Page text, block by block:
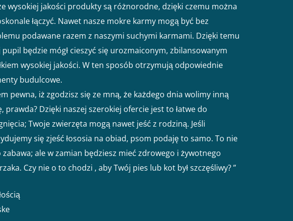
wysokiej jakości produkty są różnorodne, dzięki czemu można
łączyć. Nawet nasze mokre karmy mogą być bez
podawane razem z naszymi suchymi karmami. Dzięki temu
pupil będzie mógł cieszyć się urozmaiconym, zbilansowanym
wysokiej jakości. W ten sposób otrzymują odpowiednie
budulcowe.
pewna, iż zgodzisz się ze mną, że każdego dnia wolimy inną
prawda? Dzięki naszej szerokiej ofercie jest to łatwe do
Twoje zwierzęta mogą nawet jeść z rodziną. Jeśli
się zjeść łososia na obiad, psom podaję to samo. To nie
zabawa; ale w zamian będziesz mieć zdrowego i żywotnego
Czy nie o to chodzi , aby Twój pies lub kot był szczęśliwy? ”